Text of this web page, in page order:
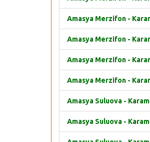
Amasya Merzifon -
Amasya Merzifon -
Amasya Merzifon -
Amasya Merzifon -
Amasya Suluova -
Amasya Suluova -